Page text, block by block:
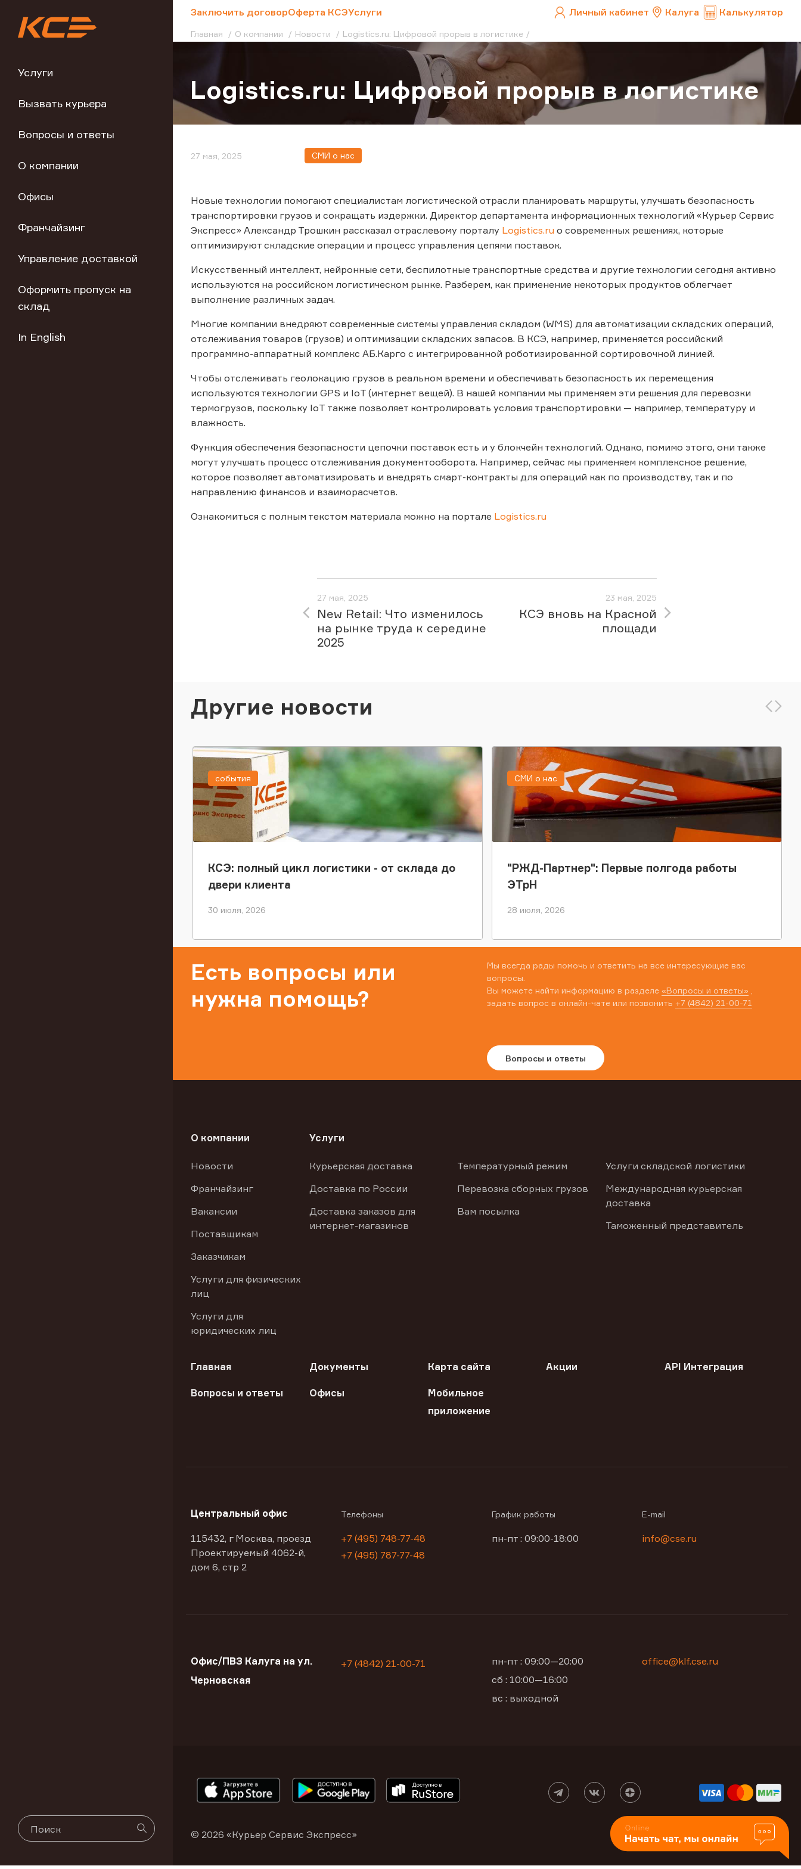
Услуги
Вызвать курьера
Вопросы и ответы
О компании
Офисы
Франчайзинг
Управление доставкой
Оформить пропуск на
склад
In English
Заключить договорОферта КСЭУслуги Личный кабинет Калуга Калькулятор
Главная О компании Новости Logistics.ru: Цифровой прорыв в логистике
Logistics.ru: Цифровой прорыв в логистике
27 мая, 2025 СМИ о нас
Новые технологии помогают специалистам логистической отрасли планировать маршруты, улучшать безопасность
транспортировки грузов и сокращать издержки. Директор департамента информационных технологий «Курьер Сервис
Экспресс» Александр Трошкин рассказал отраслевому порталу Logistics.ru о современных решениях, которые
оптимизируют складские операции и процесс управления цепями поставок.
Искусственный интеллект, нейронные сети, беспилотные транспортные средства и другие технологии сегодня активно
используются на российском логистическом рынке. Разберем, как применение некоторых продуктов облегчает
выполнение различных задач.
Многие компании внедряют современные системы управления складом (WMS) для автоматизации складских операций,
отслеживания товаров (грузов) и оптимизации складских запасов. В КСЭ, например, применяется российский
программно-аппаратный комплекс АБ.Карго с интегрированной роботизированной сортировочной линией.
Чтобы отслеживать геолокацию грузов в реальном времени и обеспечивать безопасность их перемещения
используются технологии GPS и IoT (интернет вещей). В нашей компании мы применяем эти решения для перевозки
термогрузов, поскольку IoT также позволяет контролировать условия транспортировки — например, температуру и
влажность.
Функция обеспечения безопасности цепочки поставок есть и у блокчейн технологий. Однако, помимо этого, они также
могут улучшать процесс отслеживания документооборота. Например, сейчас мы применяем комплексное решение,
которое позволяет автоматизировать и внедрять смарт-контракты для операций как по производству, так и по
направлению финансов и взаиморасчетов.
Ознакомиться с полным текстом материала можно на портале Logistics.ru
27 мая, 2025
New Retail: Что изменилось
на рынке труда к середине
2025
23 мая, 2025
КСЭ вновь на Красной
площади
Другие новости
КСЭ: полный цикл логистики - от склада до
двери клиента
30 июля, 2026
события
"РЖД-Партнер": Первые полгода работы
ЭТрН
28 июля, 2026
СМИ о нас
Есть вопросы или
нужна помощь?
Мы всегда рады помочь и ответить на все интересующие вас
вопросы.
Вы можете найти информацию в разделе «Вопросы и ответы»
задать вопрос в онлайн-чате или позвонить +7 (4842) 21-00-71
Вопросы и ответы
О компании
Новости
Франчайзинг
Вакансии
Поставщикам
Заказчикам
Услуги для физических
лиц
Услуги для
юридических лиц
Услуги
Курьерская доставка
Доставка по России
Доставка заказов для
интернет-магазинов
Температурный режим
Перевозка сборных грузов
Вам посылка
Услуги складской логистики
Международная курьерская
доставка
Таможенный представитель
Главная Документы Карта сайта Акции API Интеграция
Вопросы и ответы Офисы
Мобильное
приложение
Центральный офис
115432, г Москва, проезд
Проектируемый 4062-й,
дом 6, стр 2
Телефоны
+7 (495) 748-77-48
+7 (495) 787-77-48
График работы
пн-пт : 09:00-18:00
E-mail
info@cse.ru
Офис/ПВЗ Калуга на ул.
Черновская
+7 (4842) 21-00-71
пн-пт : 09:00—20:00
сб : 10:00—16:00
вс : выходной
office@klf.cse.ru
© 2026 «Курьер Сервис Экспресс»